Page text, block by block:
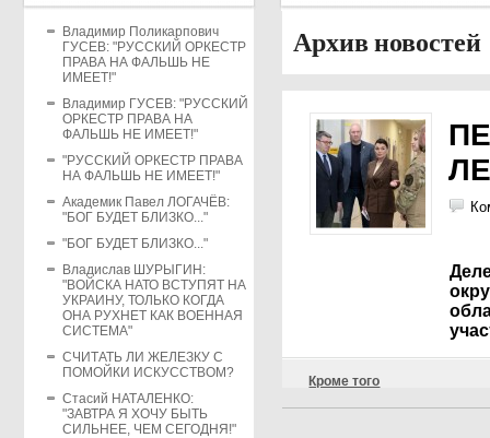
Владимир Поликарпович
ГУСЕВ: "РУССКИЙ ОРКЕСТР
ПРАВА НА ФАЛЬШЬ НЕ
ИМЕЕТ!"
Владимир ГУСЕВ: "РУССКИЙ
ОРКЕСТР ПРАВА НА
ФАЛЬШЬ НЕ ИМЕЕТ!"
"РУССКИЙ ОРКЕСТР ПРАВА
НА ФАЛЬШЬ НЕ ИМЕЕТ!"
Академик Павел ЛОГАЧЁВ:
"БОГ БУДЕТ БЛИЗКО..."
"БОГ БУДЕТ БЛИЗКО..."
Владислав ШУРЫГИН:
"ВОЙСКА НАТО ВСТУПЯТ НА
УКРАИНУ, ТОЛЬКО КОГДА
ОНА РУХНЕТ КАК ВОЕННАЯ
СИСТЕМА"
СЧИТАТЬ ЛИ ЖЕЛЕЗКУ С
ПОМОЙКИ ИСКУССТВОМ?
Стасий НАТАЛЕНКО:
"ЗАВТРА Я ХОЧУ БЫТЬ
СИЛЬНЕЕ, ЧЕМ СЕГОДНЯ!"
Архив новостей
Кроме того